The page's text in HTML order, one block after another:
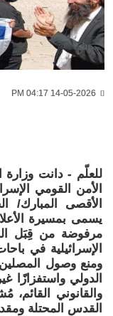
للعلّم - ‏دانت وزارة
الأمن القومي
الأقصى المبارك/
يسمى بمسيرة
مرفوضة من قِبَل
الإسرائيلية في
ومنع وصول
الدولي واستفزازًا
والقانوني القائم،
القدس المحتلة